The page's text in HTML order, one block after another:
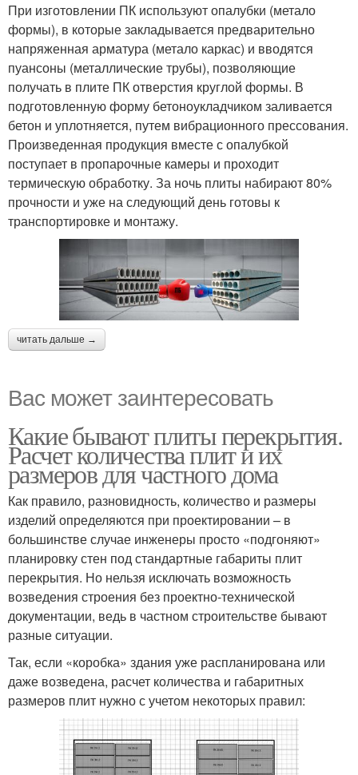
При изготовлении ПК используют опалубки (метало
формы), в которые закладывается предварительно
напряженная арматура (метало каркас) и вводятся
пуансоны (металлические трубы), позволяющие
получать в плите ПК отверстия круглой формы. В
подготовленную форму бетоноукладчиком заливается
бетон и уплотняется, путем вибрационного прессования.
Произведенная продукция вместе с опалубкой
поступает в пропарочные камеры и проходит
термическую обработку. За ночь плиты набирают 80%
прочности и уже на следующий день готовы к
транспортировке и монтажу.
читать дальше →
Вас может заинтересовать
Какие бывают плиты перекрытия.
Расчет количества плит и их
размеров для частного дома
Как правило, разновидность, количество и размеры
изделий определяются при проектировании – в
большинстве случае инженеры просто «подгоняют»
планировку стен под стандартные габариты плит
перекрытия. Но нельзя исключать возможность
возведения строения без проектно-технической
документации, ведь в частном строительстве бывают
разные ситуации.
Так, если «коробка» здания уже распланирована или
даже возведена, расчет количества и габаритных
размеров плит нужно с учетом некоторых правил: